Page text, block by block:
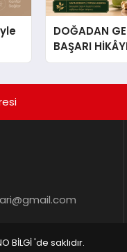
DOĞADAN
BAŞARI
Çıkan Güçlü
BİLGİ 'de saklıdır.